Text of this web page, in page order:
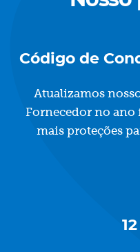
Código de
Atualizamos
Fornecedor no ano
mais proteções